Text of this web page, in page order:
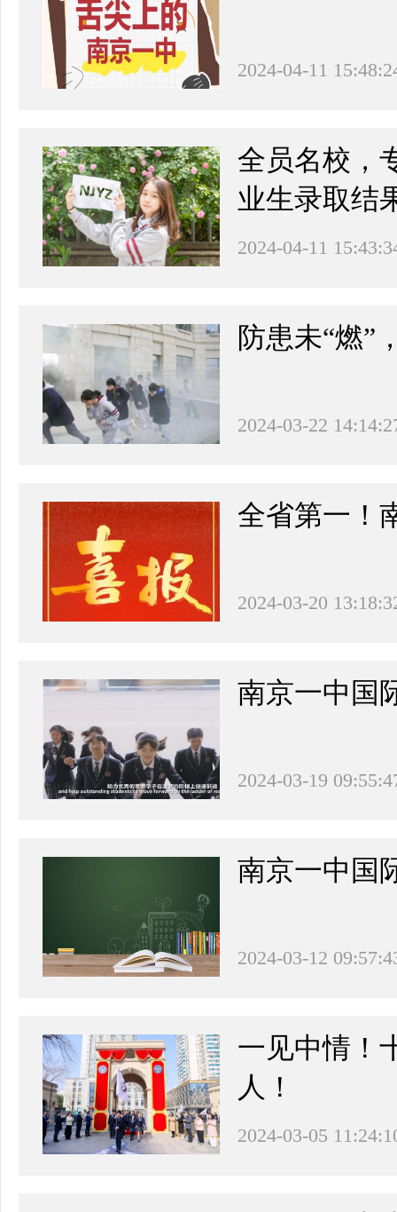
2024-04-11
全员名校，
业生录取结
2024-04-11
防患未“燃”
2024-03-22
全省第一！
2024-03-20
南京一中国
2024-03-19
南京一中国
2024-03-12
一见中情！
人！
2024-03-05